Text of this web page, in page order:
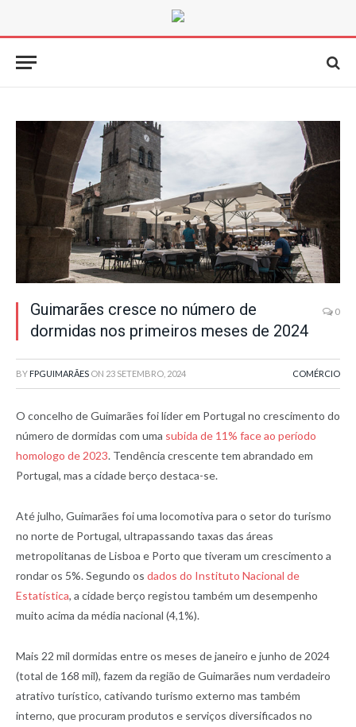
Guimarães cresce no número de
dormidas nos primeiros meses de 2024
0
BY FPGUIMARÃES ON 23 SETEMBRO, 2024 COMÉRCIO
O concelho de Guimarães foi líder em Portugal no crescimento do
número de dormidas com uma subida de 11% face ao período
homologo de 2023. Tendência crescente tem abrandado em
Portugal, mas a cidade berço destaca-se.
Até julho, Guimarães foi uma locomotiva para o setor do turismo
no norte de Portugal, ultrapassando taxas das áreas
metropolitanas de Lisboa e Porto que tiveram um crescimento a
rondar os 5%. Segundo os dados do Instituto Nacional de
Estatística, a cidade berço registou também um desempenho
muito acima da média nacional (4,1%).
Mais 22 mil dormidas entre os meses de janeiro e junho de 2024
(total de 168 mil), fazem da região de Guimarães num verdadeiro
atrativo turístico, cativando turismo externo mas também
interno, que procuram produtos e serviços diversificados no